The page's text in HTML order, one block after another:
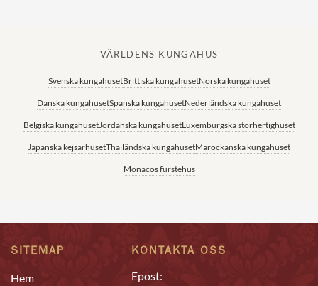
VÄRLDENS KUNGAHUS
Svenska kungahusetBrittiska kungahusetNorska kungahuset
Danska kungahusetSpanska kungahusetNederländska kungahuset
Belgiska kungahusetJordanska kungahusetLuxemburgska storhertighuset
Japanska kejsarhusetThailändska kungahusetMarockanska kungahuset
Monacos furstehus
SITEMAP
Hem
KONTAKTA OSS
Epost: